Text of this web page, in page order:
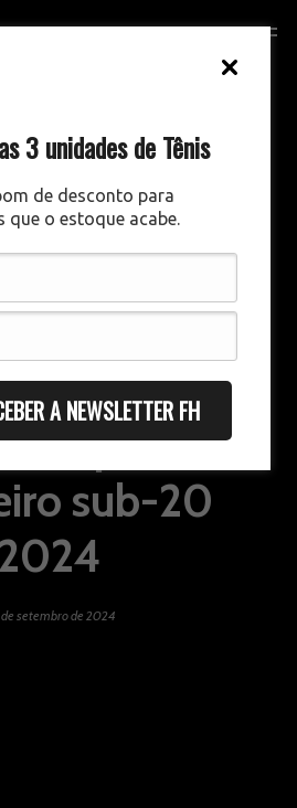
3 unidades de Tênis
de desconto para
que o estoque acabe.
A NEWSLETTER FH
BASE DESTAQUES
Campeonato
sub-20
2024
setembro de 2024